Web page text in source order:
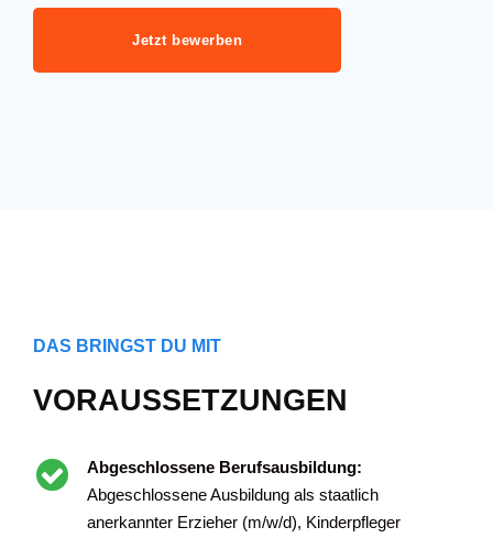
Jetzt bewerben
DAS BRINGST DU MIT
VORAUSSETZUNGEN
Abgeschlossene Berufsausbildung:
Abgeschlossene Ausbildung als staatlich
anerkannter Erzieher (m/w/d), Kinderpfleger